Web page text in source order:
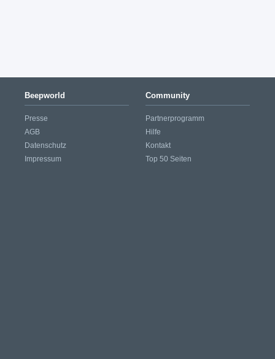
Beepworld
Presse
AGB
Datenschutz
Impressum
Community
Partnerprogramm
Hilfe
Kontakt
Top 50 Seiten